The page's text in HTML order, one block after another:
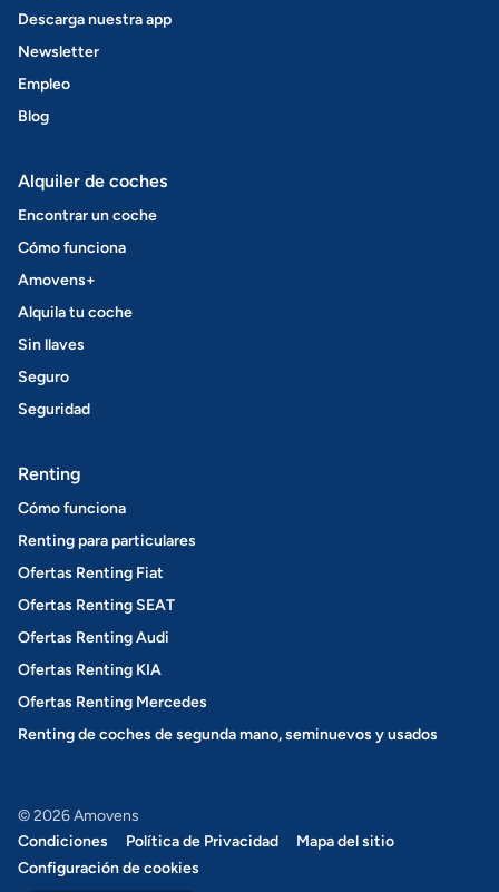
Descarga nuestra app
Newsletter
Empleo
Blog
Alquiler de coches
Encontrar un coche
Cómo funciona
Amovens+
Alquila tu coche
Sin llaves
Seguro
Seguridad
Renting
Cómo funciona
Renting para particulares
Ofertas Renting Fiat
Ofertas Renting SEAT
Ofertas Renting Audi
Ofertas Renting KIA
Ofertas Renting Mercedes
Renting de coches de segunda mano, seminuevos y usados
© 2026 Amovens
Condiciones
Política de Privacidad
Mapa del sitio
Configuración de cookies